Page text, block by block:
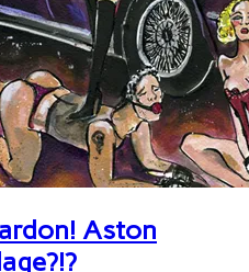
Aston